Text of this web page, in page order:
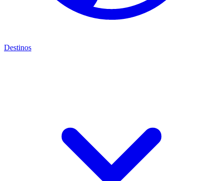
Destinos